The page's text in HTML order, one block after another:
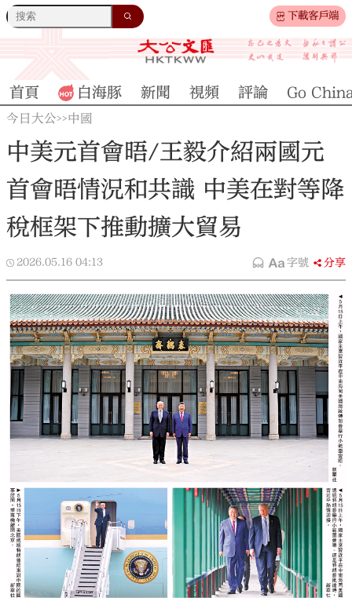
下載客戶端
大公文匯
首頁 白海豚 新聞 視頻 評論 Go
今日大公>>中國
中美元首會晤/王毅介紹兩國元
首會晤情況和共識 中美在對等降
稅框架下推動擴大貿易
2026.05.16 04:13 字號 分享